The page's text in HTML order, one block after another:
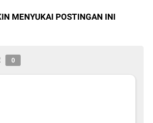
MENYUKAI POSTINGAN INI
0